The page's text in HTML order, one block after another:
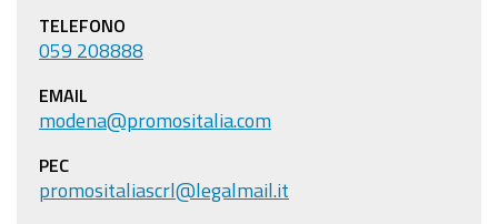
TELEFONO
059 208888
EMAIL
modena@promositalia.com
PEC
promositaliascrl@legalmail.it